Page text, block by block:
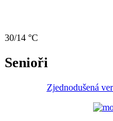
30/14 °C
Senioři
Zjednodušená